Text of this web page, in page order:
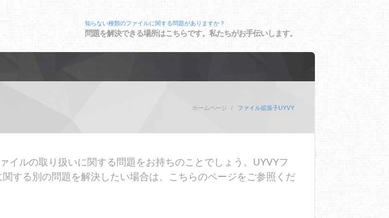
知らない種類のファイルに関する問題がありますか？
問題を解決できる場所はこちらです。私たちがお手伝いします。
ホームページ ファイル拡張子UYVY
イルの取り扱いに関する問題をお持ちのことでしょう。UYVYフ
する別の問題を解決したい場合は、こちらのページをご参照くだ